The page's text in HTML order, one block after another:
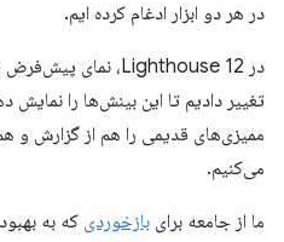
در هر دو ابزار ادغام کرده ایم.
می‌کنیم.
ما از جامعه برای بازخوردی